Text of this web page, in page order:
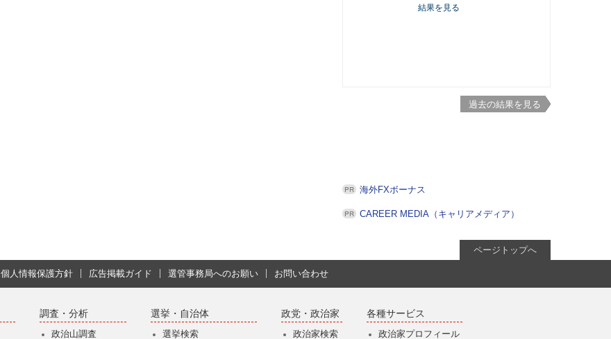
過去の結果を見る
海外FXボーナス
CAREER MEDIA（キャリアメディア）
ページトップへ
個人情報保護方針 広告掲載ガイド 選管事務局へのお願い お問い合わせ
調査・分析
政治山調査
選挙・自治体
選挙検索
政党・政治家
政治家検索
各種サービス
政治家プロフィール